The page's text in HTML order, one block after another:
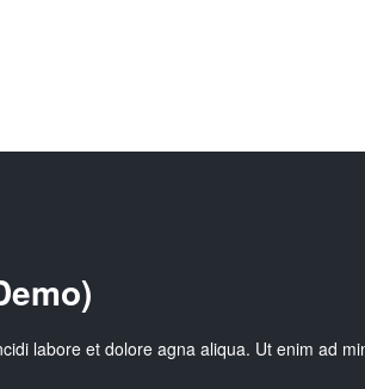
labore et dolore agna aliqua. Ut enim ad